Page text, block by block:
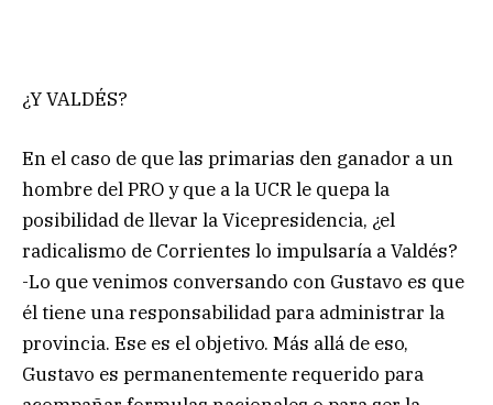
¿Y VALDÉS?
En el caso de que las primarias den ganador a un
hombre del PRO y que a la UCR le quepa la
posibilidad de llevar la Vicepresidencia, ¿el
radicalismo de Corrientes lo impulsaría a Valdés?
-Lo que venimos conversando con Gustavo es que
él tiene una responsabilidad para administrar la
provincia. Ese es el objetivo. Más allá de eso,
Gustavo es permanentemente requerido para